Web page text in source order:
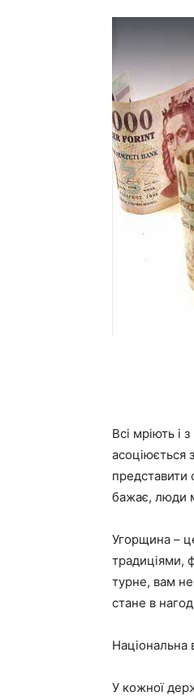
Всі мріють і
асоціюється
представити
бажає, люди
Угорщина –
традиціями,
турне, вам
стане в
Національна
У кожної